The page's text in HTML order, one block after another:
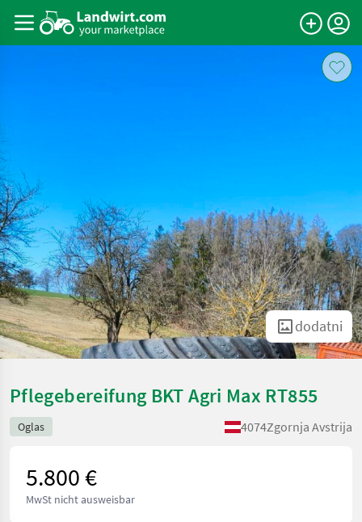
dodatni
Pflegebereifung BKT Agri Max RT855
Oglas 4074Zgornja Avstrija
5.800 €
MwSt nicht ausweisbar